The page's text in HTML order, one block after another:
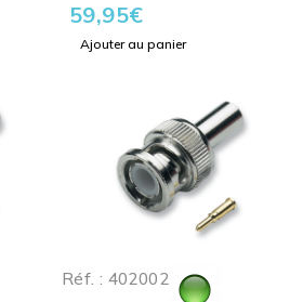
59,95€
Ajouter au panier
Réf. : 402002